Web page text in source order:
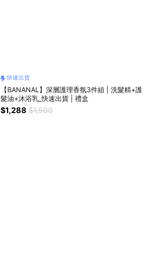
快速出貨
【BANANAL】深層護理香氛3件組 | 洗髮精+護
髮油+沐浴乳_快速出貨 | 禮盒
$1,288 $1,500